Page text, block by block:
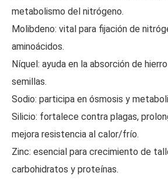
metabolismo del nitrógeno.
Molibdeno: vital para fijación de
aminoácidos.
Níquel: ayuda en la absorción de
semillas.
Sodio: participa en ósmosis y
Silicio: fortalece contra plagas,
mejora resistencia al calor/frío.
Zinc: esencial para crecimiento de
carbohidratos y proteínas.